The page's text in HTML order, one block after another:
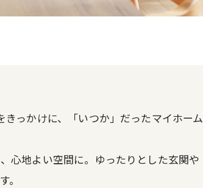
っかけに、「いつか」だったマイホーム
心地よい空間に。ゆったりとした玄関や